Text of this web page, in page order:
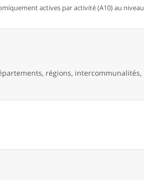
actives par activité (A10) au niveau
régions, intercommunalités,